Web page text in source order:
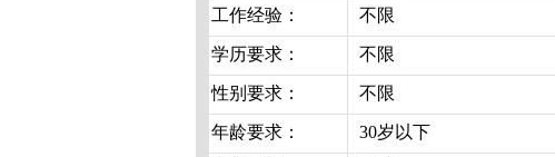
工作经验： 不限
学历要求： 不限
性别要求： 不限
年龄要求： 30岁以下